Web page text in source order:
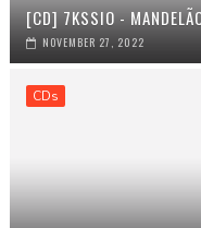
[CD] 7KSSIO -
NOVEMBER 27, 2022
CDs